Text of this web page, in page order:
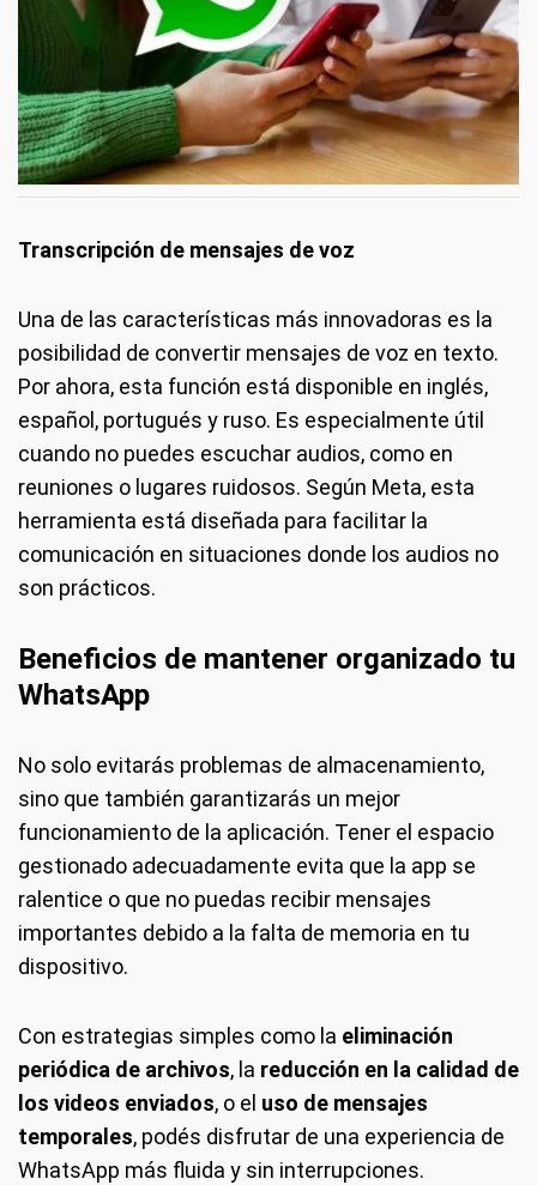
Transcripción de mensajes de voz
Una de las características más innovadoras es la
posibilidad de convertir mensajes de voz en texto.
Por ahora, esta función está disponible en inglés,
español, portugués y ruso. Es especialmente útil
cuando no puedes escuchar audios, como en
reuniones o lugares ruidosos. Según Meta, esta
herramienta está diseñada para facilitar la
comunicación en situaciones donde los audios no
son prácticos.
Beneficios de mantener organizado tu
WhatsApp
No solo evitarás problemas de almacenamiento,
sino que también garantizarás un mejor
funcionamiento de la aplicación. Tener el espacio
gestionado adecuadamente evita que la app se
ralentice o que no puedas recibir mensajes
importantes debido a la falta de memoria en tu
dispositivo.
Con estrategias simples como la eliminación
periódica de archivos, la reducción en la calidad de
los videos enviados, o el uso de mensajes
temporales, podés disfrutar de una experiencia de
WhatsApp más fluida y sin interrupciones.